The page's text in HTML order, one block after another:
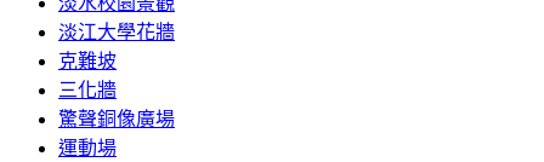
淡江大學花牆
克難坡
三化牆
驚聲銅像廣場
運動場